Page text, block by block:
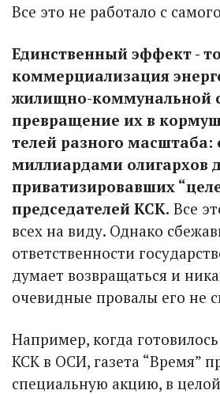
Все это не работало с
Единственный эффект -
коммерциализация
жилищно-коммунальной
превращение их в
телей разного масштаба:
миллиардами олигархов
приватизировавших
председателей КСК. Все
всех на виду. Однако
ответственности
думает возвращаться и
очевидные провалы его не
Например, когда
КСК в ОСИ, газета “Время”
специальную акцию, в